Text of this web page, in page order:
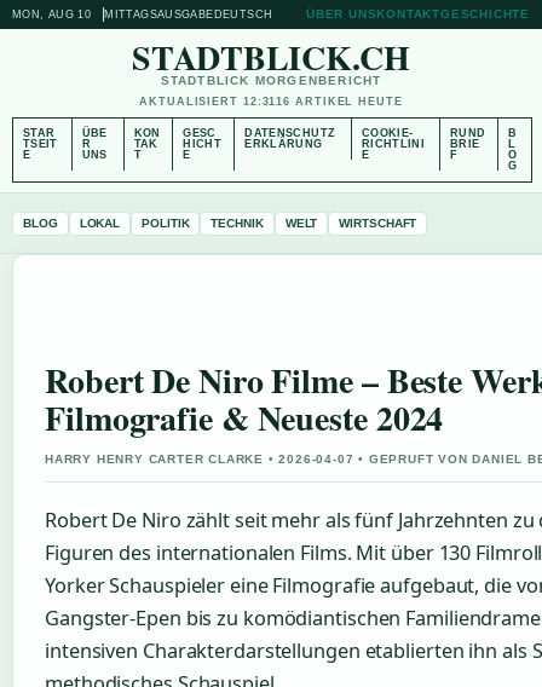
MON, AUG 10 MITTAGSAUSGABE DEUTSCH ÜBER UNSKONTAKTGESCHICHTE
STADTBLICK.CH
STADTBLICK MORGENBERICHT
AKTUALISIERT 12:3116 ARTIKEL HEUTE
STAR
TSEIT
E
ÜBE
R
UNS
KON
TAK
T
GESC
HICHT
E
DATENSCHUTZ
ERKLÄRUNG
COOKIE-
RICHTLINI
E
RUND
BRIE
F
B
L
O
G
BLOG LOKAL POLITIK TECHNIK WELT WIRTSCHAFT
Robert De Niro Filme – Beste
Filmografie & Neueste 2024
HARRY HENRY CARTER CLARKE • 2026-04-07 • GEPRUFT VON DANIEL
Robert De Niro zählt seit mehr als fünf Jahrzehnten
Figuren des internationalen Films. Mit über 130
Yorker Schauspieler eine Filmografie aufgebaut, die
Gangster-Epen bis zu komödiantischen
intensiven Charakterdarstellungen etablierten ihn als